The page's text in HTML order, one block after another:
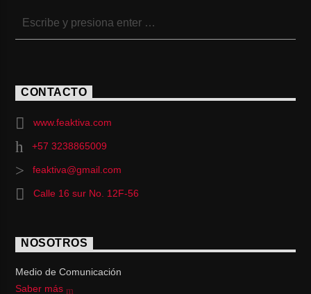
CONTACTO
www.feaktiva.com
+57 3238865009
feaktiva@gmail.com
Calle 16 sur No. 12F-56
NOSOTROS
Medio de Comunicación
Saber más